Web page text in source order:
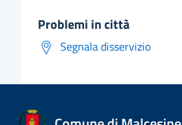
problemi in città
Segnala disservizio